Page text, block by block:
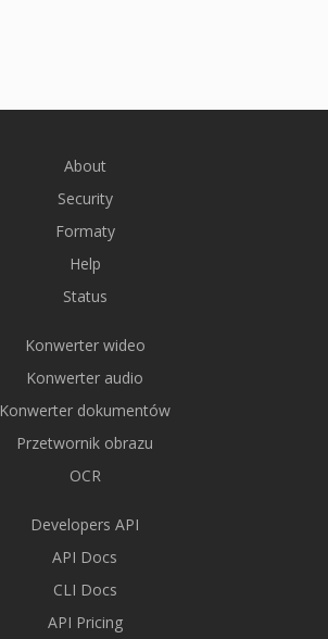
About
Security
Formaty
Help
Status
Konwerter wideo
Konwerter audio
Konwerter dokumentów
Przetwornik obrazu
OCR
Developers API
API Docs
CLI Docs
API Pricing